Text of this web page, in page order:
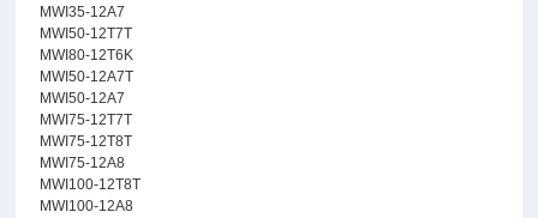
MWI35-12A7
MWI50-12T7T
MWI80-12T6K
MWI50-12A7T
MWI50-12A7
MWI75-12T7T
MWI75-12T8T
MWI75-12A8
MWI100-12T8T
MWI100-12A8